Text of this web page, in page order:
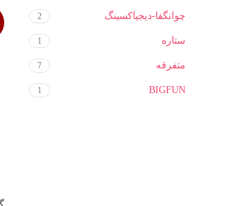
چوانگفا-دیجیاکسینگ 2
ستاره 1
متفرقه 7
BIGFUN
1